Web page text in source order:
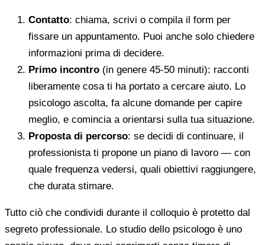
Contatto: chiama, scrivi o compila il form per
fissare un appuntamento. Puoi anche solo chiedere
informazioni prima di decidere.
Primo incontro (in genere 45-50 minuti): racconti
liberamente cosa ti ha portato a cercare aiuto. Lo
psicologo ascolta, fa alcune domande per capire
meglio, e comincia a orientarsi sulla tua situazione.
Proposta di percorso: se decidi di continuare, il
professionista ti propone un piano di lavoro — con
quale frequenza vedersi, quali obiettivi raggiungere,
che durata stimare.
Tutto ciò che condividi durante il colloquio è protetto dal
segreto professionale. Lo studio dello psicologo è uno